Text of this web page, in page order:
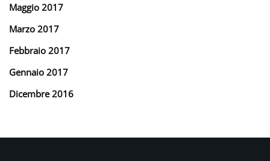
Maggio 2017
Marzo 2017
Febbraio 2017
Gennaio 2017
Dicembre 2016